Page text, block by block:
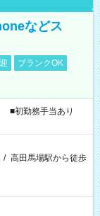
などス
ブランクOK
■初勤務手当あり
/ 高田馬場駅から徒歩